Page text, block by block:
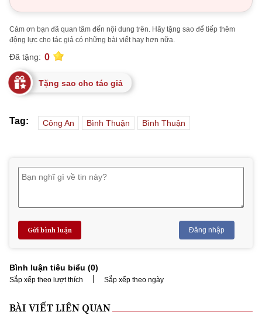
Cảm ơn bạn đã quan tâm đến nội dung trên. Hãy tặng sao để tiếp thêm
động lực cho tác giả có những bài viết hay hơn nữa.
Đã tặng: 0
Tặng sao cho tác giả
Tag: Công An Bình Thuận Bình Thuận
Gửi bình luận Đăng nhập
Bình luận tiêu biểu (0)
Sắp xếp theo lượt thích | Sắp xếp theo ngày
BÀI VIẾT LIÊN QUAN